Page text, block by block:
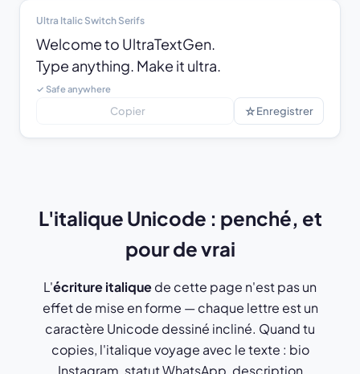
Ultra Italic Switch Serifs
Welcome to UltraTextGen.
Type anything. Make it ultra.
✓ Safe anywhere
Copier ☆Enregistrer
L'italique Unicode : penché, et
pour de vrai
L'écriture italiquede cette page n'est pas un
effet de mise en forme — chaque lettre est un
caractère Unicode dessiné incliné. Quand tu
copies, l'italique voyage avec le texte : bio
Instagram, statut WhatsApp, description